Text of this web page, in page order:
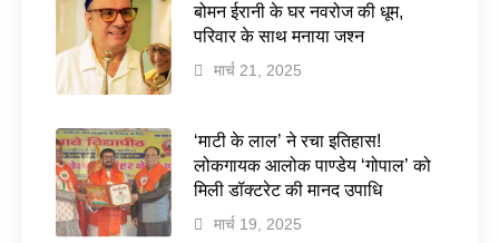
बोमन ईरानी के घर नवरोज की धूम,
परिवार के साथ मनाया जश्न
मार्च 21, 2025
‘माटी के लाल’ ने रचा इतिहास!
लोकगायक आलोक पाण्डेय ‘गोपाल’ को
मिली डॉक्टरेट की मानद उपाधि
मार्च 19, 2025